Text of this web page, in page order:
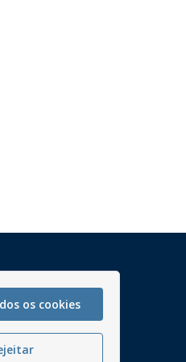
os cookies